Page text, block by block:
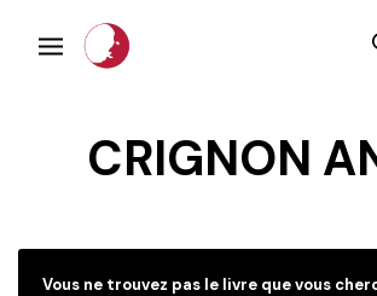
CRIGNON
Vous ne trouvez pas le livre que vous